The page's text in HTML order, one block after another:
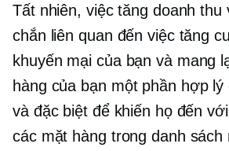
Tất nhiên, việc tăng doanh thu
chắn liên quan đến việc tăng
khuyến mại của bạn và mang
hàng của bạn một phần hợp
và đặc biệt để khiến họ đến
các mặt hàng trong danh sách